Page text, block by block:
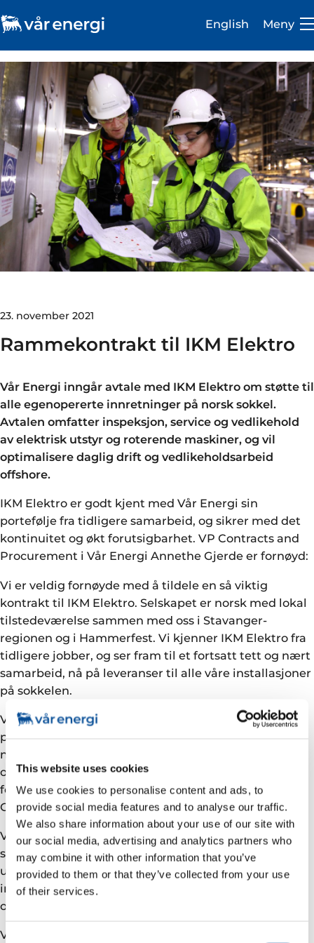
This website uses cookies
We use cookies to personalise content and ads, to
provide social media features and to analyse our traffic.
We also share information about your use of our site with
our social media, advertising and analytics partners who
may combine it with other information that you’ve
provided to them or that they’ve collected from your use
of their services.
Consent
Investor
Karriere
Om oss
Vår virksomhet
Bærekraft
English Meny
23. november 2021
Rammekontrakt til IKM Elektro
Vår Energi inngår avtale med IKM Elektro om støtte til
alle egenopererte innretninger på norsk sokkel.
Avtalen omfatter inspeksjon, service og vedlikehold
av elektrisk utstyr og roterende maskiner, og vil
optimalisere daglig drift og vedlikeholdsarbeid
offshore.
IKM Elektro er godt kjent med Vår Energi sin
portefølje fra tidligere samarbeid, og sikrer med det
kontinuitet og økt forutsigbarhet. VP Contracts and
Procurement i Vår Energi Annethe Gjerde er fornøyd:
Vi er veldig fornøyde med å tildele en så viktig
kontrakt til IKM Elektro. Selskapet er norsk med lokal
tilstedeværelse sammen med oss i Stavanger-
regionen og i Hammerfest. Vi kjenner IKM Elektro fra
tidligere jobber, og ser fram til et fortsatt tett og nært
samarbeid, nå på leveranser til alle våre installasjoner
på sokkelen.
Vår Energi er sterkt posisjonert med eierandeler i en
portefølje av 35 produserende felt på alle deler av
norsk sokkel. Selskapet har som mål å bruke norske
og lokale leverandører der det er mulig, blant annet
for å sikre optimale logistikk-løsninger, reduserte
CO2-utslipp og å skape lokale ringvirkninger.
Vi jobber aktivt for å generere lokal verdiskapning,
som for eksempel industriell og samfunnsmessig
utvikling. Vi ønsker å legge til rette for økt bosetning,
industriell utvikling og kompetanseheving i alle
områder der vi opererer, sier Gjerde.
Vi setter stor pris på tilliten Vår Energi har vist oss